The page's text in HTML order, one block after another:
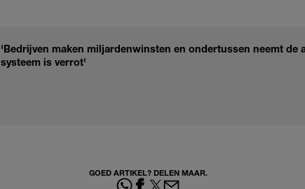
'Bedrijven maken miljardenwinsten en ondertussen neemt de
systeem is verrot'
GOED ARTIKEL? DELEN MAAR.